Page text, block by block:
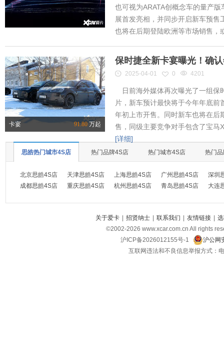
也可视为ARATA创概念车的量产
展首发亮相，并同步开启新车预售
也将在后期登陆欧洲等市场销售，
卡宴 91.80万起
保时捷全新卡宴曝光！确
2025-04-01 0 4201
日前海外媒体再次曝光了一组保
片，新车预计最快将于今年年底
年初上市开售。同时新车也将在后
售，同级主要竞争对手包含了宝马
[详细]
思皓热门城市4S店 热门品牌4S店 热门城市4S店 热门
北京思皓4S店 天津思皓4S店 上海思皓4S店 广州思皓4S店
深圳
成都思皓4S店
重庆思皓4S店 杭州思皓4S店 青岛思皓4S店 大连
关于爱卡 | 招贤纳士 | 联系我们 | 友情链接 |
©2002-2026 www.xcar.com.cn All rights
沪ICP备2026012155号-1
沪公网
互联网违法和不良信息举报方式：